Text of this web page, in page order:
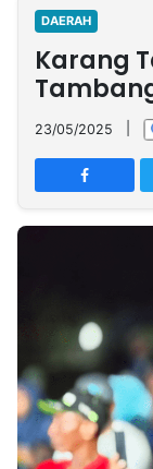
Nasional
International
Olahraga
Entertainment
Daerah
Pariwisata
Kuliner
Kolom
Network
PT
TREETAN
MULTIMEDIA
Partner
Insight
NTB
Suara
Time
Lens
IDN
Daily
Jogja
Jalan
Rakyat
Idealita
News
Kita
Notice
Dinamikapost.com
Radar
Baru
Seedbacklink
DAERAH
Karang
23/05/2025